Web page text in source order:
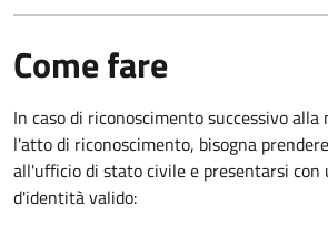
Come fare
In caso di riconoscimento successivo
l'atto di riconoscimento, bisogna
all'ufficio di stato civile e presentarsi con
d'identità valido: